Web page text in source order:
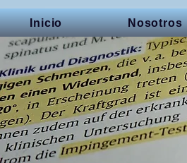
Inicio Nosotros